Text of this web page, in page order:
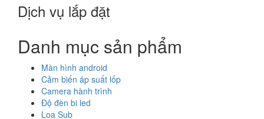
Dịch vụ lắp đặt
Danh mục sản phẩm
Màn hình android
Cảm biến áp suất lốp
Camera hành trình
Độ đèn bi led
Loa Sub